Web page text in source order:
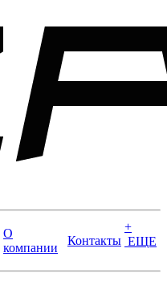
О
компании
Контакты
+
ЕЩЕ